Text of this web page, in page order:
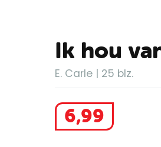
Ik hou
E. Carle | 25 blz.
6,99